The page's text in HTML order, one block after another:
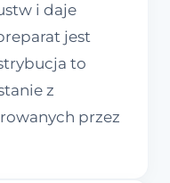
i daje
jest
to
z
przez